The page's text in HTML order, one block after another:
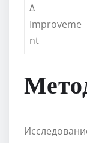
Δ
Improveme
nt